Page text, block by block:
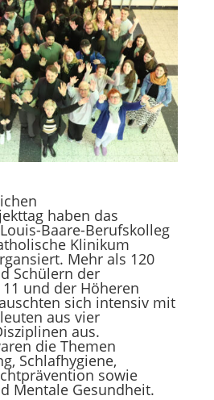
haben das
Baare-Berufskolleg
Klinikum
Mehr als 120
Schülern der
und der Höheren
sich intensiv mit
aus vier
aus.
die Themen
Schlafhygiene,
sowie
Mentale Gesundheit.